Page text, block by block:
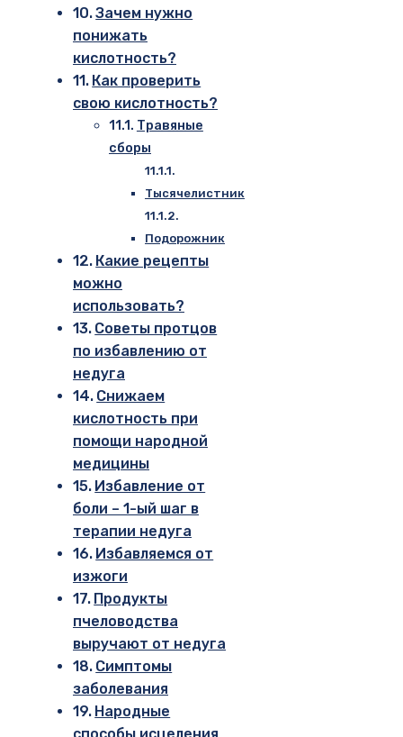
Зачем нужно
понижать
кислотность?
Как проверить
свою кислотность?
Травяные
сборы
Тысячелистник
Подорожник
Какие рецепты
можно
использовать?
Советы протцов
по избавлению от
недуга
Снижаем
кислотность при
помощи народной
медицины
Избавление от
боли – 1-ый шаг в
терапии недуга
Избавляемся от
изжоги
Продукты
пчеловодства
выручают от недуга
Симптомы
заболевания
Народные